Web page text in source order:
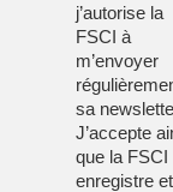
j’autorise la
FSCI à
m’envoyer
sa
J’accepte
que la FSCI
enregistre et